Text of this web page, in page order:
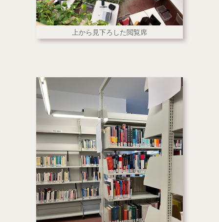
上から見下ろした閲覧席